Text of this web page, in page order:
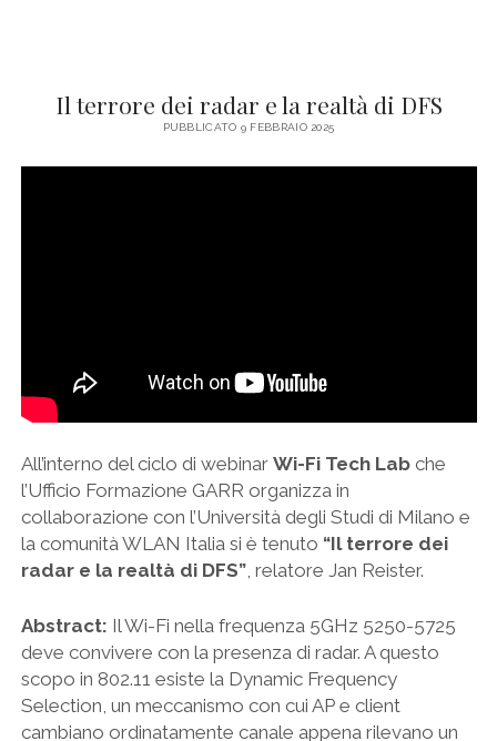
Il terrore dei radar e la realtà di DFS
PUBBLICATO 9 FEBBRAIO 2025
All’interno del ciclo di webinar Wi-Fi Tech Labche
l’Ufficio Formazione GARR organizza in
collaborazione con l’Università degli Studi di Milano e
la comunità WLAN Italia si è tenuto “Il terrore dei
radar e la realtà di DFS”, relatore Jan Reister.
Abstract: Il Wi-Fi nella frequenza 5GHz 5250-5725
deve convivere con la presenza di radar. A questo
scopo in 802.11 esiste la Dynamic Frequency
Selection, un meccanismo con cui AP e client
cambiano ordinatamente canale appena rilevano un